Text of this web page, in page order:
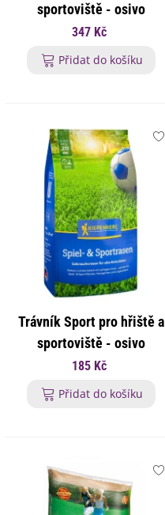
sportoviště - osivo
Kiepenkerl - směs - 1 kg
347 Kč
Přidat do košíku
Trávník Sport pro hřiště a
sportoviště - osivo
Kiepenkerl - směs - 500 g
185 Kč
Přidat do košíku